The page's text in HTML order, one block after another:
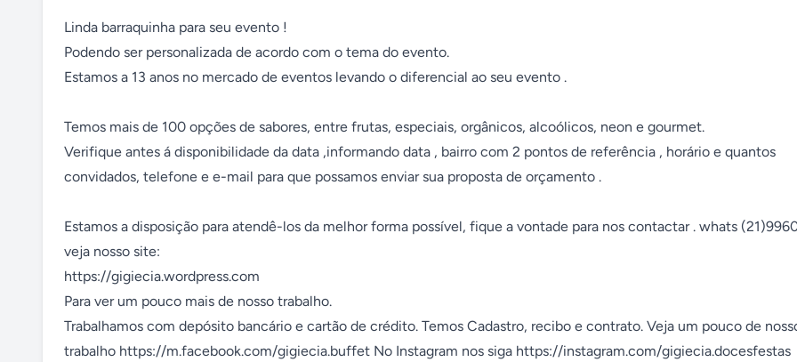
Linda barraquinha para seu evento !
Podendo ser personalizada de acordo com o tema do evento.
Estamos a 13 anos no mercado de eventos levando o diferencial ao seu evento .
Temos mais de 100 opções de sabores, entre frutas, especiais, orgânicos, alcoólicos, neon e gourmet.
Verifique antes á disponibilidade da data ,informando data , bairro com 2 pontos de referência , horário e quantos
convidados, telefone e e-mail para que possamos enviar sua proposta de orçamento .
Estamos a disposição para atendê-los da melhor forma possível, fique a vontade para nos contactar . whats
veja nosso site:
https://gigiecia.wordpress.com
Para ver um pouco mais de nosso trabalho.
Trabalhamos com depósito bancário e cartão de crédito. Temos Cadastro, recibo e contrato. Veja um pouco de
trabalho https://m.facebook.com/gigiecia.buffet No Instagram nos siga https://instagram.com/gigiecia.docesfestas